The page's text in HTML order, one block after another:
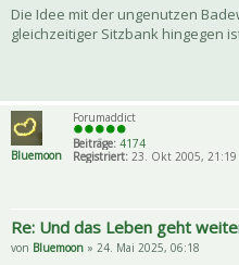
Die Idee mit der ungenutzen
gleichzeitiger Sitzbank hingegen
Bluemoon
Forumaddict
Beiträge: 4174
Registriert: 23. Okt 2005, 21:19
Re: Und das Leben geht
von Bluemoon » 24. Mai 2025, 06:18